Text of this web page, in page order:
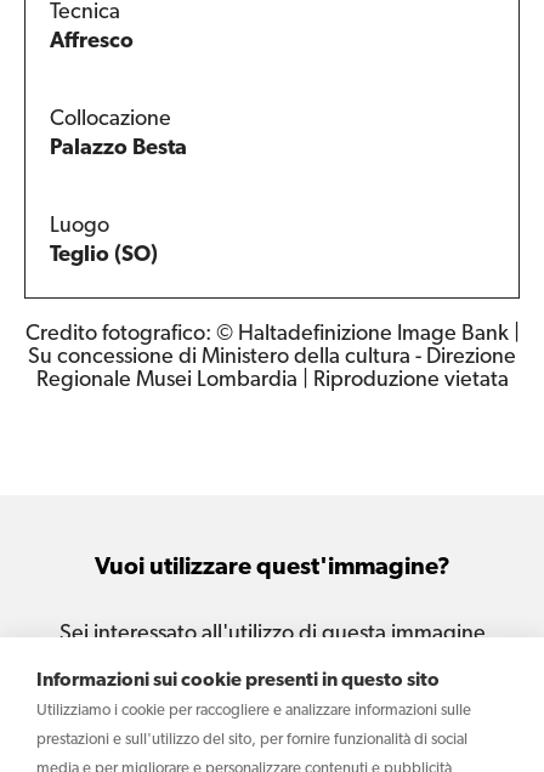
Informazioni sui cookie presenti in questo sito
Utilizziamo i cookie per raccogliere e analizzare informazioni sulle
prestazioni e sull'utilizzo del sito, per fornire funzionalità di social
Tecnica
Affresco
Collocazione
Palazzo Besta
Luogo
Teglio (SO)
Credito fotografico: © Haltadefinizione Image Bank |
Su concessione di Ministero della cultura - Direzione
Regionale Musei Lombardia | Riproduzione vietata
Vuoi utilizzare quest'immagine?
Sei interessato all'utilizzo di questa immagine
per le tue attività e i tuoi progetti?
Scrivi